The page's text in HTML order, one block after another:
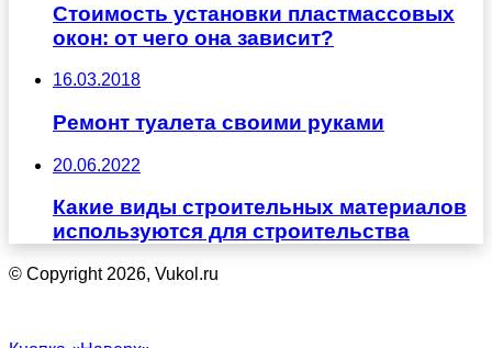
Стоимость установки пластмассовых
окон: от чего она зависит?
16.03.2018
Ремонт туалета своими руками
20.06.2022
Какие виды строительных материалов
используются для строительства
© Copyright 2026, Vukol.ru